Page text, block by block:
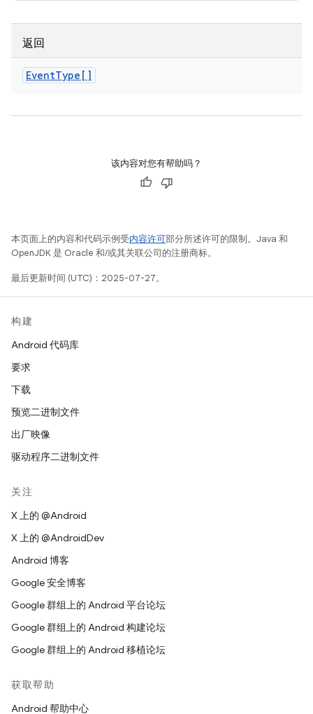
返回
EventType[]
该内容对您有帮助吗？
本页面上的内容和代码示例受内容许可部分所述许可的限制。Java 和
OpenJDK 是 Oracle 和/或其关联公司的注册商标。
最后更新时间 (UTC)：2025-07-27。
构建
Android 代码库
要求
下载
预览二进制文件
出厂映像
驱动程序二进制文件
关注
X 上的 @Android
X 上的 @AndroidDev
Android 博客
Google 安全博客
Google 群组上的 Android 平台论坛
Google 群组上的 Android 构建论坛
Google 群组上的 Android 移植论坛
获取帮助
Android 帮助中心